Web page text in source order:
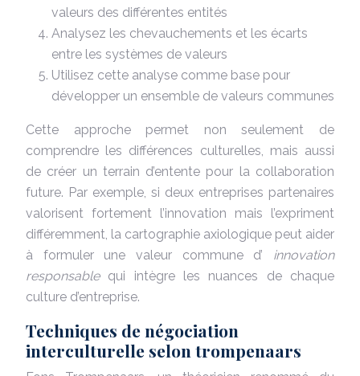
valeurs des différentes entités
Analysez les chevauchements et les écarts
entre les systèmes de valeurs
Utilisez cette analyse comme base pour
développer un ensemble de valeurs communes
Cette approche permet non seulement de
comprendre les différences culturelles, mais aussi
de créer un terrain d’entente pour la collaboration
future. Par exemple, si deux entreprises partenaires
valorisent fortement l’innovation mais l’expriment
différemment, la cartographie axiologique peut aider
à formuler une valeur commune d’ innovation
responsable qui intègre les nuances de chaque
culture d’entreprise.
Techniques de négociation
interculturelle selon trompenaars